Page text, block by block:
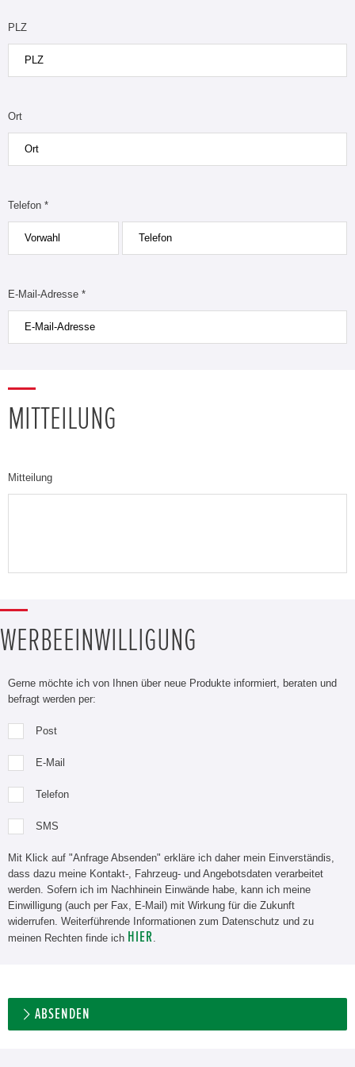
PLZ
Ort
Telefon *
E-Mail-Adresse *
MITTEILUNG
Mitteilung
WERBEEINWILLIGUNG
Gerne möchte ich von Ihnen über neue Produkte informiert, beraten und
befragt werden per:
Post
E-Mail
Telefon
SMS
Mit Klick auf "Anfrage Absenden" erkläre ich daher mein Einverständis,
dass dazu meine Kontakt-, Fahrzeug- und Angebotsdaten verarbeitet
werden. Sofern ich im Nachhinein Einwände habe, kann ich meine
Einwilligung (auch per Fax, E-Mail) mit Wirkung für die Zukunft
widerrufen. Weiterführende Informationen zum Datenschutz und zu
meinen Rechten finde ich HIER.
ABSENDEN